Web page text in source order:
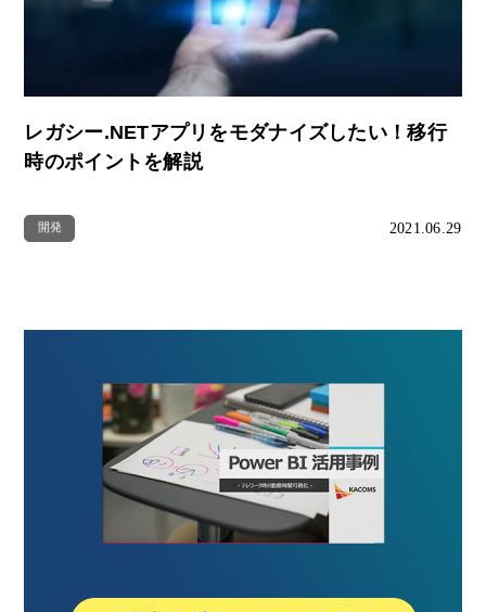
レガシー.NETアプリをモダナイズしたい！移行
時のポイントを解説
開発 2021.06.29